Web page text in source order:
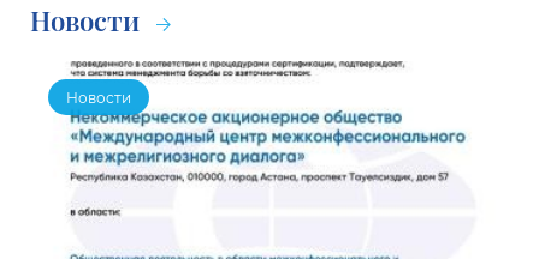
Новости
Новости